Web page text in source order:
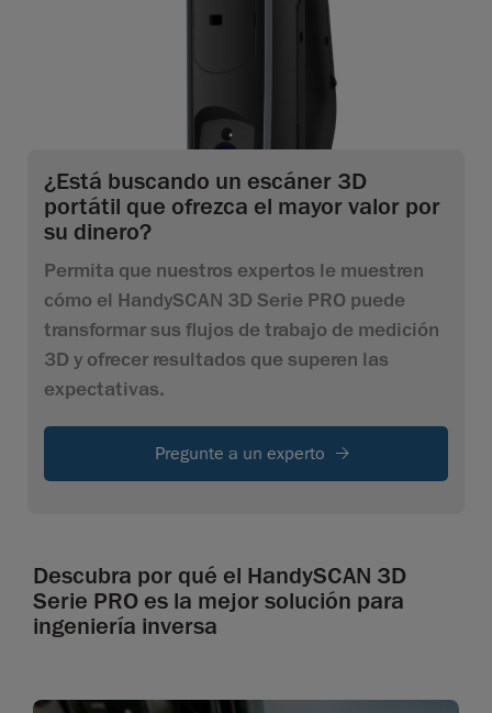
¿Está buscando un escáner 3D
portátil que ofrezca el mayor valor por
su dinero?
Permita que nuestros expertos le muestren
cómo el HandySCAN 3D Serie PRO puede
transformar sus flujos de trabajo de medición
3D y ofrecer resultados que superen las
expectativas.
Pregunte a un experto
Descubra por qué el HandySCAN 3D
Serie PRO es la mejor solución para
ingeniería inversa